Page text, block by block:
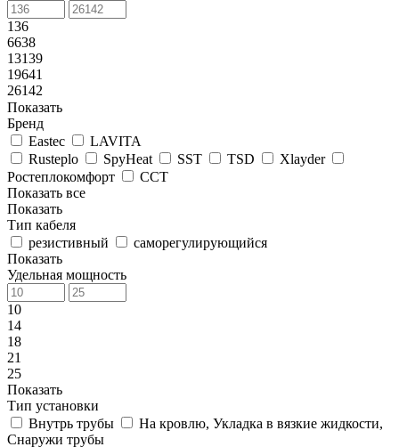
136
6638
13139
19641
26142
Показать
Бренд
Eastec
LAVITA
Rusteplo
SpyHeat SST TSD
Xlayder
Ростеплокомфорт
ССТ
Показать все
Показать
Тип кабеля
резистивный
саморегулирующийся
Показать
Удельная мощность
10
14
18
21
25
Показать
Тип установки
Внутрь трубы
На кровлю, Укладка в вязкие жидкости,
Снаружи трубы